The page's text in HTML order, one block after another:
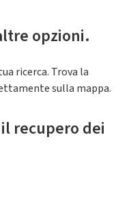
opzioni.
ricerca. Trova la
sulla mappa.
recupero dei